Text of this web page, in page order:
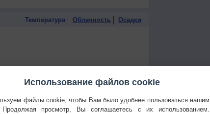
Температура Облачность Осадки
Использование файлов cookie
файлы cookie, чтобы Вам было удобнее пользоваться нашим
Продолжая просмотр, Вы соглашаетесь с их использованием.